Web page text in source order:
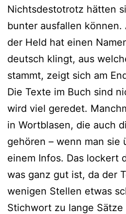
Nichtsdestotrotz hät­ten
bun­ter aus­fal­len kön­nen.
der Held hat einen
deutsch klingt, aus
stammt, zeigt sich am
Die Texte im Buch sind
wird viel gere­det.
in Wortblasen, die auch
gehö­ren – wenn man sie
einem Infos. Das lockert
was ganz gut ist, da der
weni­gen Stellen etwas
Stichwort zu lan­ge